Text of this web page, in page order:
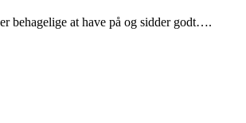
behagelige at have på og sidder godt….